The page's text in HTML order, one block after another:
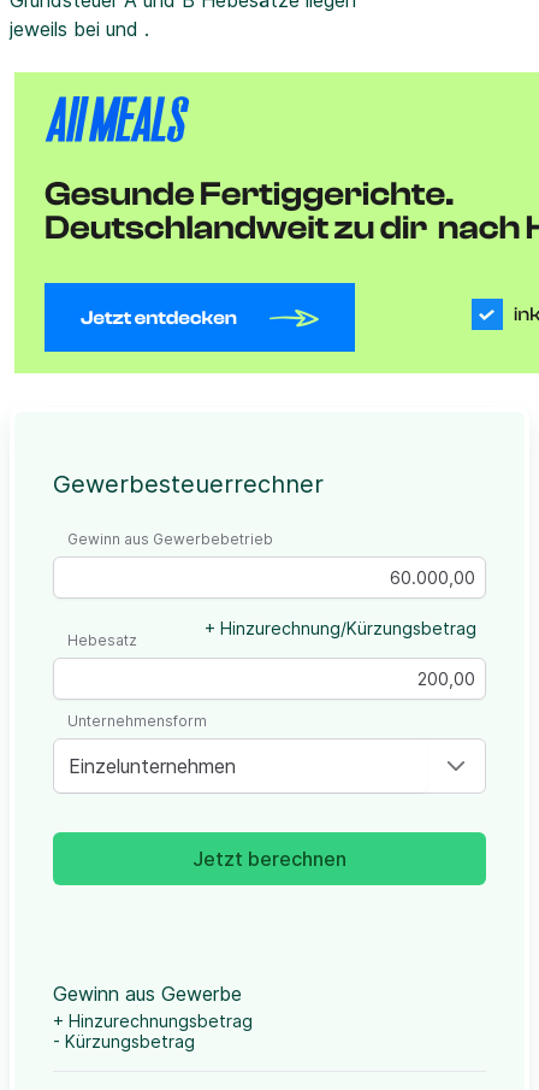
jeweils bei und .
Gewerbesteuerrechner
Gewinn aus Gewerbebetrieb
+ Hinzurechnung/Kürzungsbetrag
Hebesatz
Einzelunternehmen
Unternehmensform
Jetzt berechnen
Gewinn aus Gewerbe
+ Hinzurechnungsbetrag
- Kürzungsbetrag